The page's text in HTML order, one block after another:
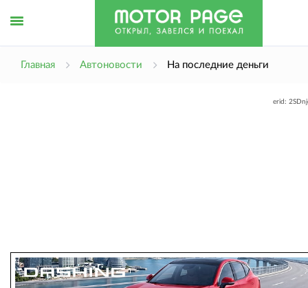
Главная Автоновости На последние деньги
erid: